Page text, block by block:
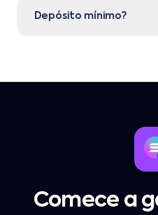
Depósito mínimo?
Comece a